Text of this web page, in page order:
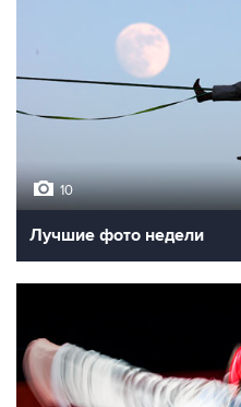
10
Лучшие фото недели